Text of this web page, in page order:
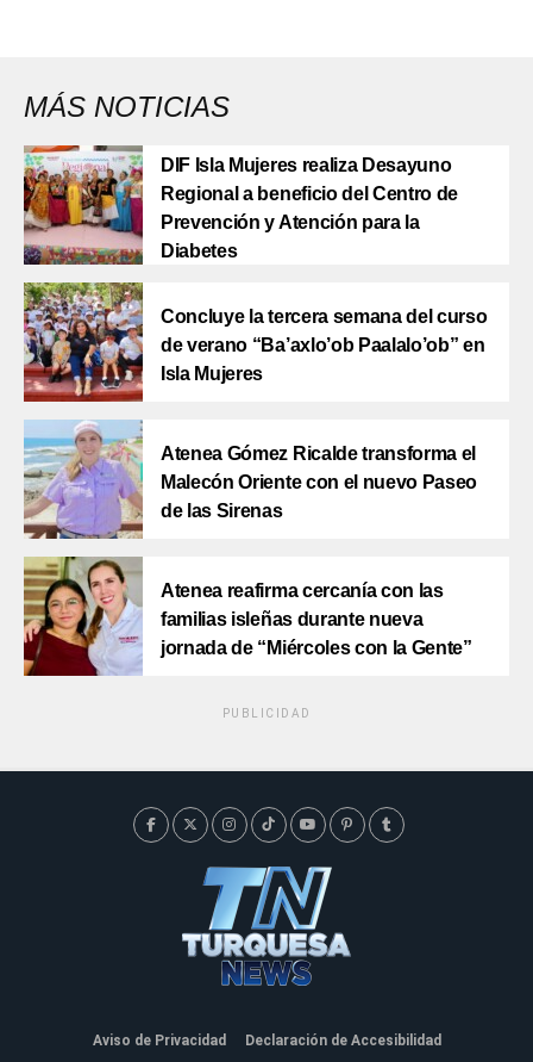
MÁS NOTICIAS
DIF Isla Mujeres realiza Desayuno
Regional a beneficio del Centro de
Prevención y Atención para la
Diabetes
Concluye la tercera semana del curso
de verano “Ba’axlo’ob Paalalo’ob” en
Isla Mujeres
Atenea Gómez Ricalde transforma el
Malecón Oriente con el nuevo Paseo
de las Sirenas
Atenea reafirma cercanía con las
familias isleñas durante nueva
jornada de “Miércoles con la Gente”
PUBLICIDAD
Aviso de Privacidad
Declaración de Accesibilidad